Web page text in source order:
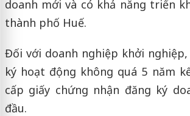
doanh mới và có khả năng triển
thành phố Huế.
Đối với doanh nghiệp khởi
ký hoạt động không quá 5 năm
cấp giấy chứng nhận đăng ký
đầu.